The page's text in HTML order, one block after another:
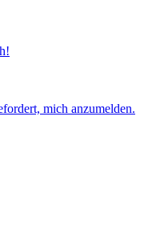
mich anzumelden.